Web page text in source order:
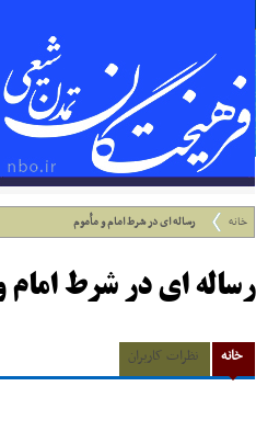
خانه رساله اى در شرط امام و مأموم
رساله اى در شرط امام
خانه نظرات کاربران